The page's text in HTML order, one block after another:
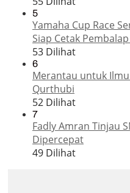
5
Yamaha Cup Race
Siap Cetak
53 Dilihat
6
Merantau untuk
Qurthubi
52 Dilihat
7
Fadly Amran Tinjau
Dipercepat
49 Dilihat